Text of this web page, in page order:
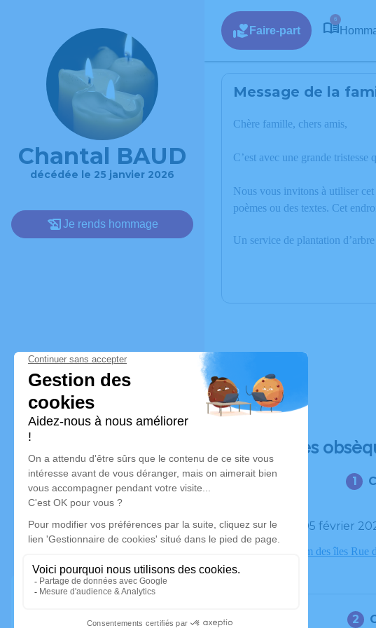
Chantal BAUD
décédée le 25 janvier 2026
Je rends hommage
Faire-part
6
Message de la
Chère famille, chers amis,
C’est avec une grande
Nous vous invitons à utiliser cet
poèmes ou des textes. Cet
Un service de plantation
Déroulé des
Le jeudi 05 février
Crématorium des îles